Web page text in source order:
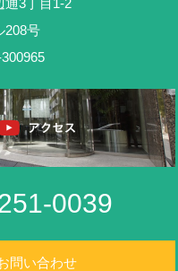
通3丁目1-2
208号
0039
問い合わせ